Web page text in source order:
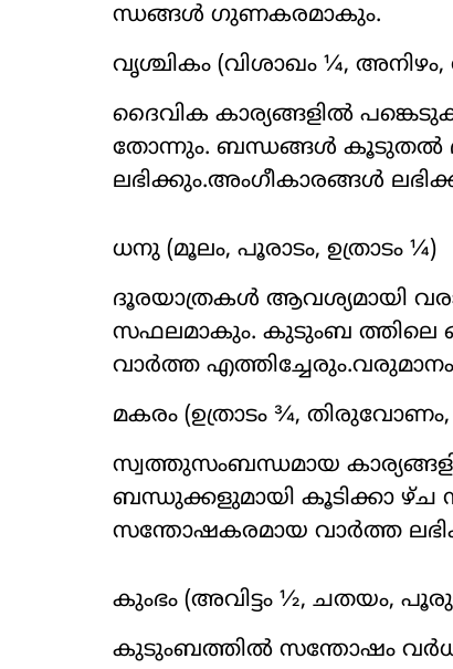
ന്ധങ്ങൾ ഗുണകരമാകും.
വൃശ്ചികം (വിശാഖം ¼, അനിഴം,
ദൈവിക കാര്യങ്ങളിൽ
തോന്നും. ബന്ധങ്ങൾ കൂടുതൽ
ലഭിക്കും.അംഗീകാരങ്ങൾ
ധനു (മൂലം, പൂരാടം, ഉത്രാടം ¼)
ദൂരയാത്രകൾ ആവശ്യമായി
സഫലമാകും. കുടുംബ ത്തിലെ
വാർത്ത
മകരം (ഉത്രാടം ¾, തിരുവോണം,
സ്വത്തുസംബന്ധമായ
ബന്ധുക്കളുമായി കൂടിക്കാ ഴ്ച
സന്തോഷകരമായ വാർത്ത
കുംഭം (അവിട്ടം ½, ചതയം,
കുടുംബത്തിൽ സന്തോഷം